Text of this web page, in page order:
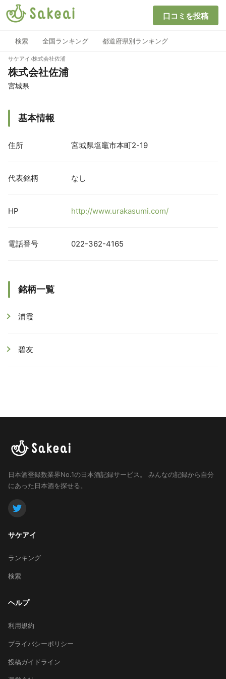
口コミを投稿
検索 全国ランキング 都道府県別ランキング
サケアイ ›株式会社佐浦
株式会社佐浦
宮城県
基本情報
住所 宮城県塩竈市本町2-19
代表銘柄 なし
HP http://www.urakasumi.com/
電話番号 022-362-4165
銘柄一覧
浦霞
碧友
日本酒登録数業界No.1の日本酒記録サービス。
みんなの記録から自分
にあった日本酒を探せる。
サケアイ
ランキング
検索
ヘルプ
利用規約
プライバシーポリシー
投稿ガイドライン